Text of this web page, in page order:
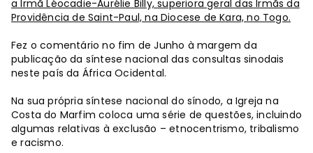
a Irmã Léocadie-Aurélie Billy, superiora geral das Irmãs da
Providência de Saint-Paul, na Diocese de Kara, no Togo.
Fez o comentário no fim de Junho à margem da
publicação da síntese nacional das consultas sinodais
neste país da África Ocidental.
Na sua própria síntese nacional do sínodo, a Igreja na
Costa do Marfim coloca uma série de questões, incluindo
algumas relativas à exclusão – etnocentrismo, tribalismo
e racismo.